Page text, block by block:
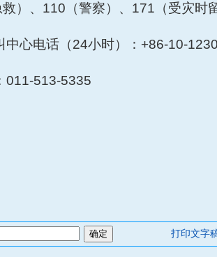
）、110（警察） 、 171（受灾时
中心电话（24小时）：+86-10-
011-513-5335
打印文字